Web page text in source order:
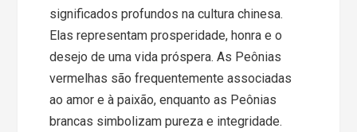
significados profundos na cultura chinesa.
Elas representam prosperidade, honra e o
desejo de uma vida próspera. As Peônias
vermelhas são frequentemente associadas
ao amor e à paixão, enquanto as Peônias
brancas simbolizam pureza e integridade.